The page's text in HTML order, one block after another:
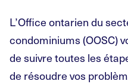
L’Office ontarien du
condominiums (OOSC)
de suivre toutes les
de résoudre vos